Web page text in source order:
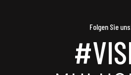
Folgen Sie